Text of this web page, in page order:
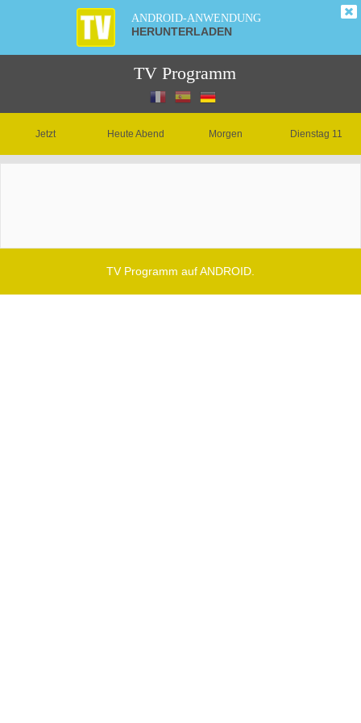
ANDROID-ANWENDUNG
HERUNTERLADEN
TV Programm
Jetzt Heute Abend Morgen Dienstag 11
TV Programm auf ANDROID.